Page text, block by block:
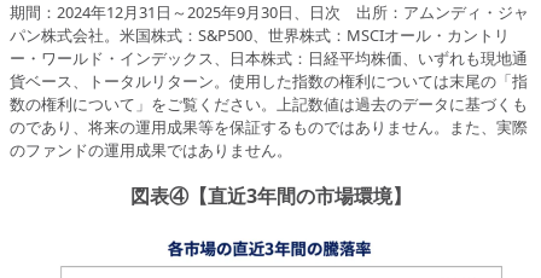
期間：2024年12月31日～2025年9月30日、日次 出所：アムンディ・ジャ
パン株式会社。米国株式：S&P500、世界株式：MSCIオール・カントリ
ー・ワールド・インデックス、日本株式：日経平均株価、いずれも現地通
貨ベース、トータルリターン。使用した指数の権利については末尾の「指
数の権利について」をご覧ください。上記数値は過去のデータに基づくも
のであり、将来の運用成果等を保証するものではありません。また、実際
のファンドの運用成果ではありません。
図表④【直近3年間の市場環境】